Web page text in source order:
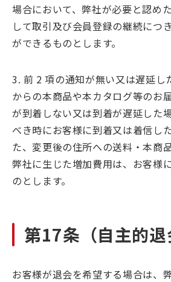
場合において、弊社が必要と認め
して取引及び会員登録の継続につ
ができるものとします。
3. 前 2 項の通知が無い又は遅延し
からの本商品や本カタログ等のお
が到着しない又は到着が遅延した
べき時にお客様に到着又は着信し
た、変更後の住所への送料・本商
弊社に生じた増加費用は、お客様
のとします。
第17条（自主的退
お客様が退会を希望する場合は、